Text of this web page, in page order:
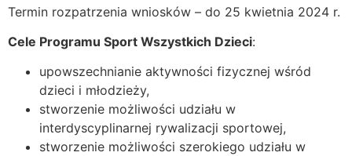
Termin rozpatrzenia wniosków – do 25 kwietnia 2024 r.
Cele Programu Sport Wszystkich Dzieci:
upowszechnianie aktywności fizycznej wśród
dzieci i młodzieży,
stworzenie możliwości udziału w
interdyscyplinarnej rywalizacji sportowej,
stworzenie możliwości szerokiego udziału w